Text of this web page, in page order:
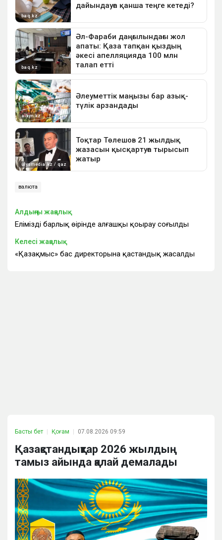
валюта
Алдыңғы жаңалық
Еліміздің барлық өңірінде алғашқы қоңырау соғылды
Келесі жаңалық
«Қазақмыс» бас директорына қастандық жасалды
Басты бет Қоғам 07.08.2026 09:59
Қазақстандықтар 2026 жылдың
тамыз айында қалай демалады